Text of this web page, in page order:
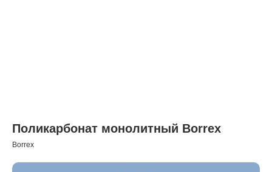
Поликарбонат монолитный Borrex
Borrex